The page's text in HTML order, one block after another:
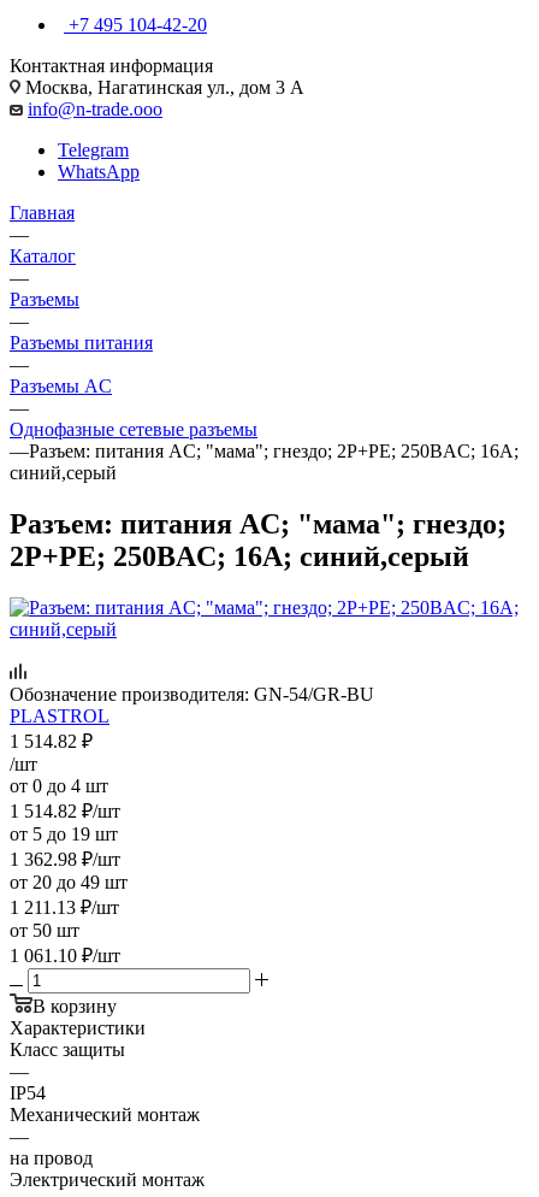
+7 495 104-42-20
Контактная информация
Москва, Нагатинская ул., дом 3 А
info@n-trade.ooo
Telegram
WhatsApp
Главная
—
Каталог
—
Разъeмы
—
Разъeмы питания
—
Разъeмы AC
—
Однофазные сетевые разъемы
—Разъем: питания AC; "мама"; гнездо; 2P+PE; 250ВAC; 16А;
синий,серый
Разъем: питания AC; "мама"; гнездо;
2P+PE; 250ВAC; 16А; синий,серый
Обозначение производителя: GN-54/GR-BU
PLASTROL
1 514.82 ₽
/шт
от 0 до 4 шт
1 514.82 ₽/шт
от 5 до 19 шт
1 362.98 ₽/шт
от 20 до 49 шт
1 211.13 ₽/шт
от 50 шт
1 061.10 ₽/шт
В корзину
Характеристики
Класс защиты
—
IP54
Механический монтаж
—
на провод
Электрический монтаж